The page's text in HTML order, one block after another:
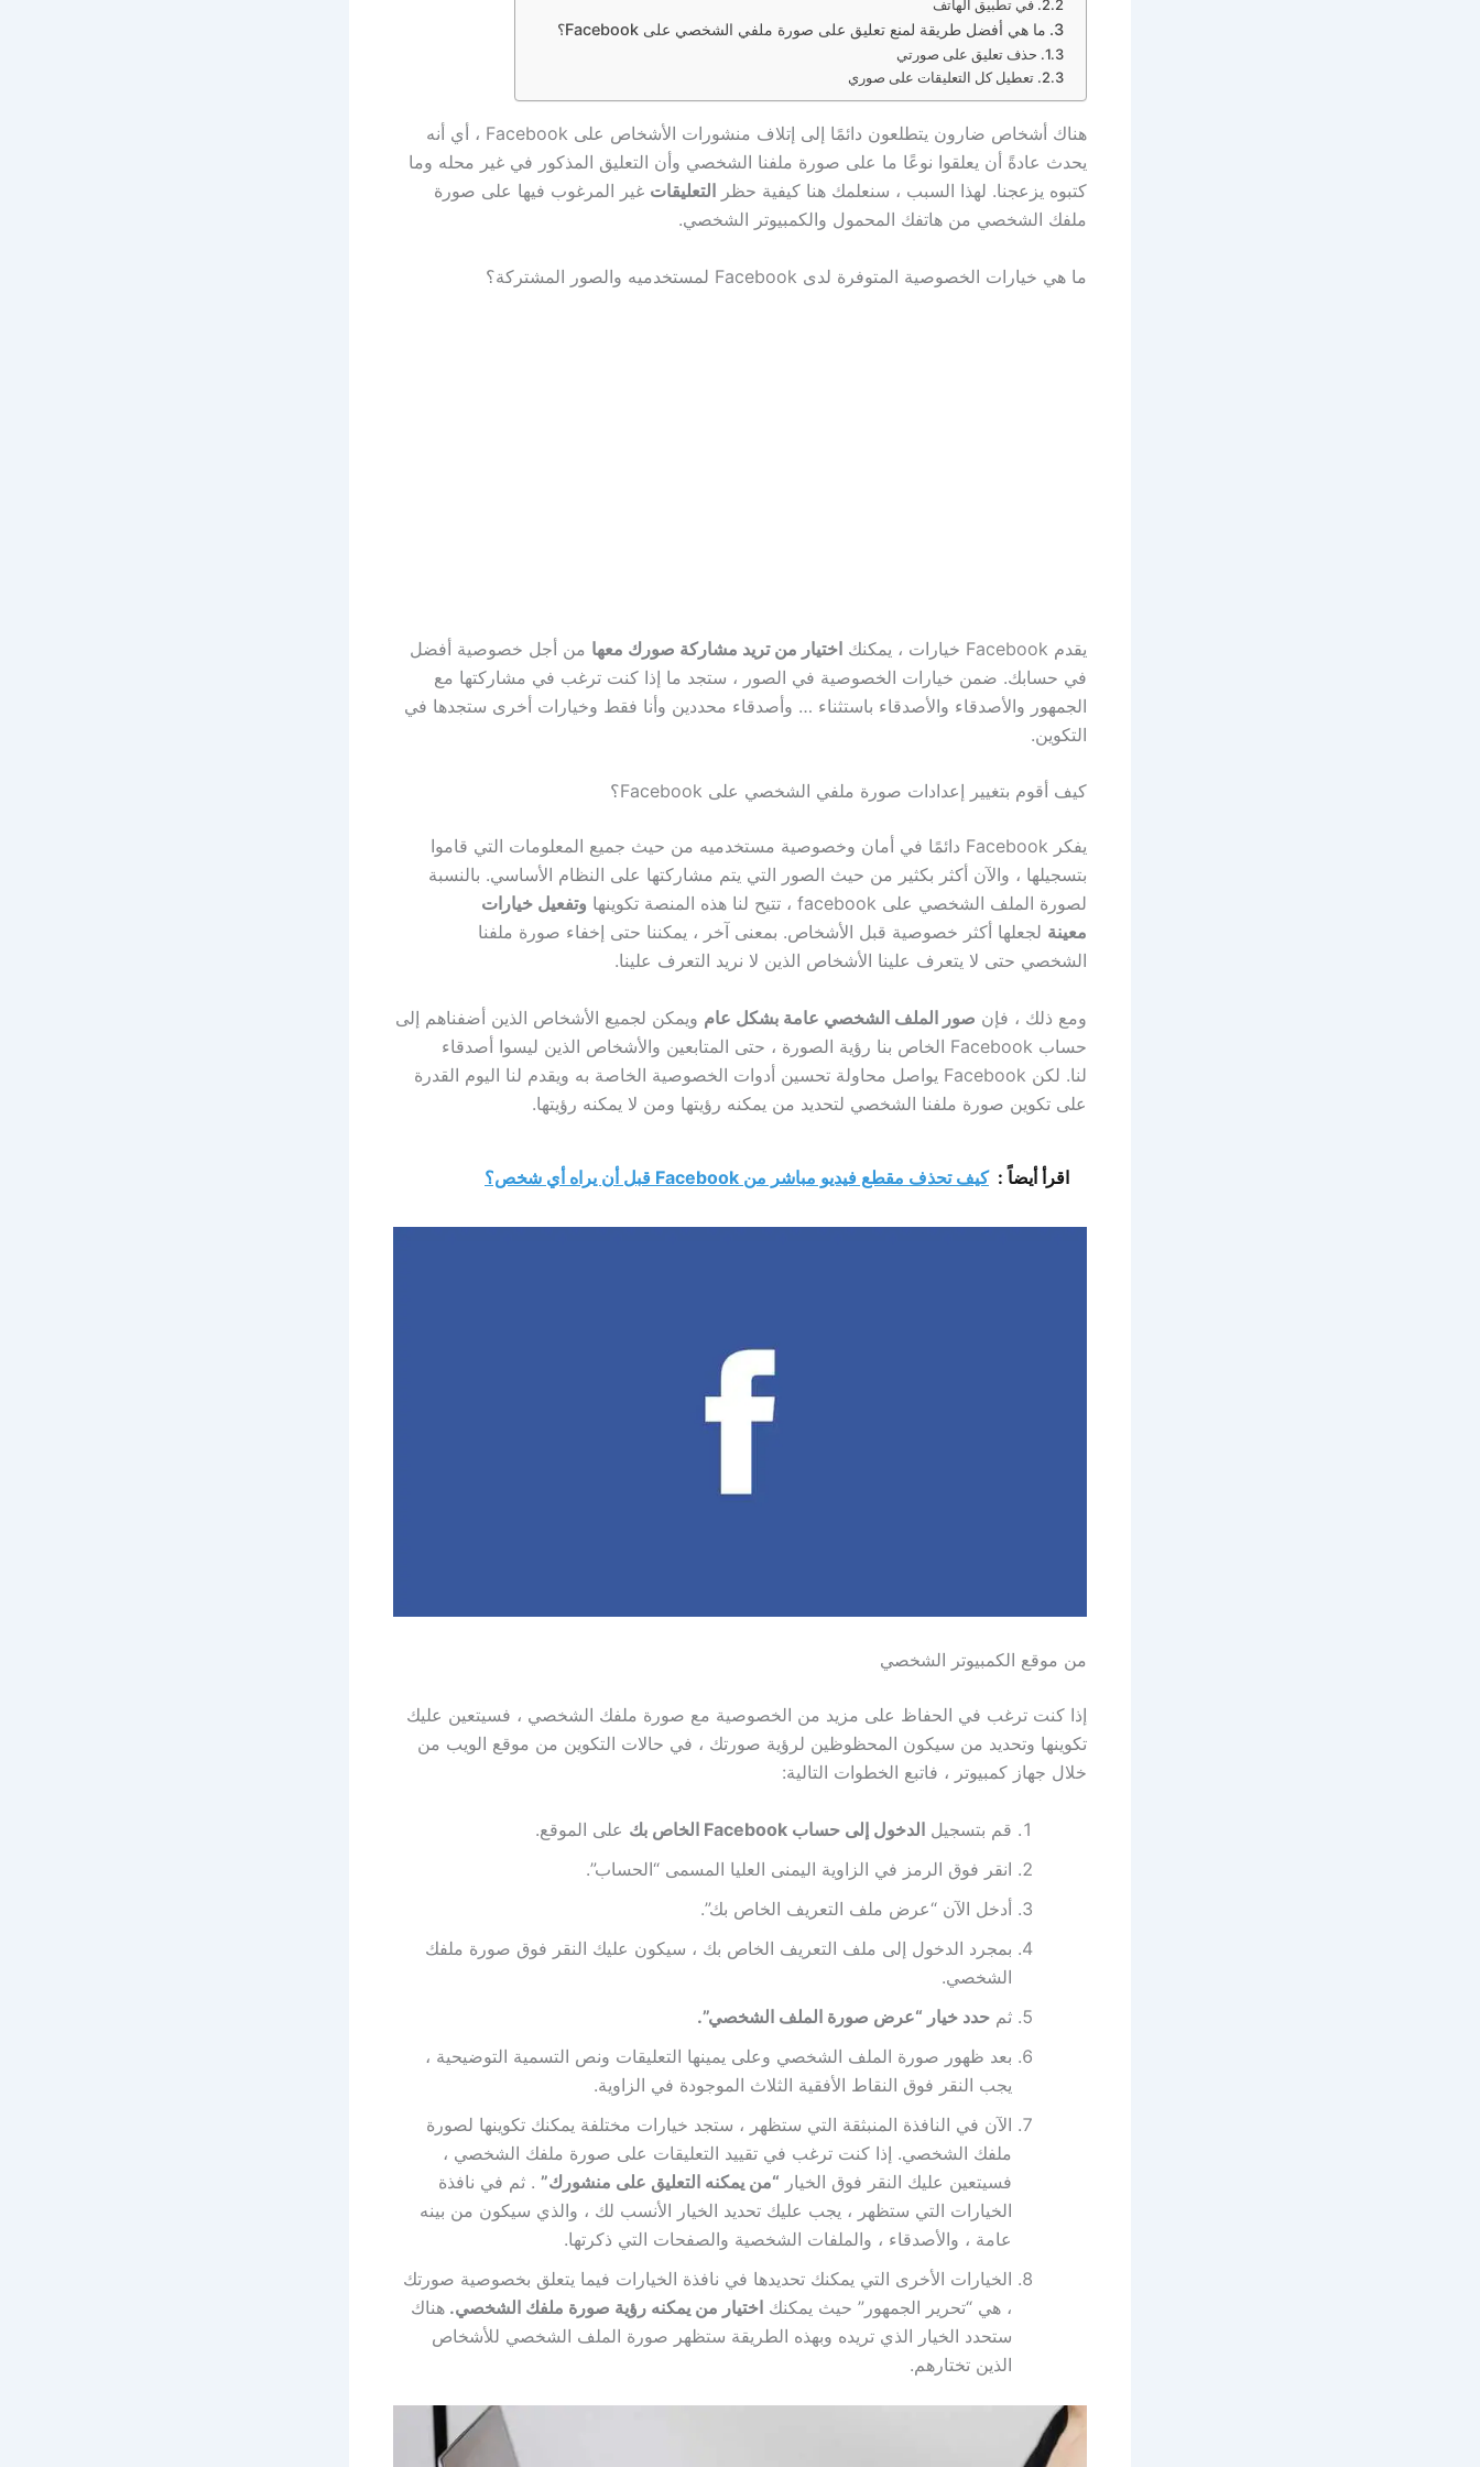
في تطبيق الهاتف
ما هي أفضل طريقة لمنع تعليق على صورة ملفي الشخصي على Facebook؟
حذف تعليق على صورتي
تعطيل كل التعليقات على صوري
هناك أشخاص ضارون يتطلعون دائمًا إلى إتلاف منشورات الأشخاص على Facebook ، أي أنه
يحدث عادةً أن يعلقوا نوعًا ما على صورة ملفنا الشخصي وأن التعليق المذكور في غير محله وما
كتبوه يزعجنا. لهذا السبب ، سنعلمك هنا كيفية حظر
التعليقات غير المرغوب فيها على صورة
ملفك الشخصي من هاتفك المحمول والكمبيوتر الشخصي.
ما هي خيارات الخصوصية المتوفرة لدى Facebook لمستخدميه والصور المشتركة؟
يقدم Facebook خيارات ، يمكنك اختيار من تريد مشاركة صورك معها من أجل خصوصية أفضل
في حسابك. ضمن خيارات الخصوصية في الصور ، ستجد ما إذا كنت ترغب في مشاركتها مع
الجمهور والأصدقاء والأصدقاء باستثناء … وأصدقاء محددين وأنا فقط وخيارات أخرى ستجدها في
التكوين.
كيف أقوم بتغيير إعدادات صورة ملفي الشخصي على Facebook؟
يفكر Facebook دائمًا في أمان وخصوصية مستخدميه من حيث جميع المعلومات التي قاموا
بتسجيلها ، والآن أكثر بكثير من حيث الصور التي يتم مشاركتها على النظام الأساسي. بالنسبة
لصورة الملف الشخصي على facebook ، تتيح لنا هذه المنصة تكوينها
وتفعيل خيارات
معينة لجعلها أكثر خصوصية قبل الأشخاص. بمعنى آخر ، يمكننا حتى إخفاء صورة ملفنا
الشخصي حتى لا يتعرف علينا الأشخاص الذين لا نريد التعرف علينا.
ومع ذلك ، فإن صور الملف الشخصي عامة بشكل عام ويمكن لجميع الأشخاص الذين أضفناهم إلى
حساب Facebook الخاص بنا رؤية الصورة ، حتى المتابعين والأشخاص الذين ليسوا أصدقاء
لنا. لكن Facebook يواصل محاولة تحسين أدوات الخصوصية الخاصة به ويقدم لنا اليوم القدرة
على تكوين صورة ملفنا الشخصي لتحديد من يمكنه رؤيتها ومن لا يمكنه رؤيتها.
اقرأ أيضاً : كيف تحذف مقطع فيديو مباشر من Facebook قبل أن يراه أي شخص؟
من موقع الكمبيوتر الشخصي
إذا كنت ترغب في الحفاظ على مزيد من الخصوصية مع صورة ملفك الشخصي ، فسيتعين عليك
تكوينها وتحديد من سيكون المحظوظين لرؤية صورتك ، في حالات التكوين من موقع الويب من
خلال جهاز كمبيوتر ، فاتبع الخطوات التالية:
قم بتسجيل الدخول إلى حساب Facebook الخاص بك
على الموقع.
انقر فوق الرمز في الزاوية اليمنى العليا المسمى “الحساب”.
أدخل الآن “عرض ملف التعريف الخاص بك”.
بمجرد الدخول إلى ملف التعريف الخاص بك ، سيكون عليك النقر فوق صورة ملفك
الشخصي.
ثم حدد خيار “عرض صورة الملف الشخصي”.
بعد ظهور صورة الملف الشخصي وعلى يمينها التعليقات ونص التسمية التوضيحية ،
يجب النقر فوق النقاط الأفقية الثلاث الموجودة في الزاوية.
الآن في النافذة المنبثقة التي ستظهر ، ستجد خيارات مختلفة يمكنك تكوينها لصورة
ملفك الشخصي. إذا كنت ترغب في تقييد التعليقات على صورة ملفك الشخصي ،
فسيتعين عليك النقر فوق الخيار “من يمكنه التعليق على منشورك” . ثم في نافذة
الخيارات التي ستظهر ، يجب عليك تحديد الخيار الأنسب لك ، والذي سيكون من بينه
عامة ، والأصدقاء ، والملفات الشخصية والصفحات التي ذكرتها.
الخيارات الأخرى التي يمكنك تحديدها في نافذة الخيارات فيما يتعلق بخصوصية صورتك
، هي “تحرير الجمهور” حيث يمكنك اختيار من يمكنه رؤية صورة ملفك الشخصي. هناك
ستحدد الخيار الذي تريده وبهذه الطريقة ستظهر صورة الملف الشخصي للأشخاص
الذين تختارهم.